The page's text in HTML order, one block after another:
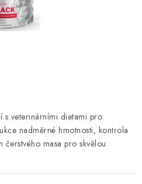
s veterinárními dietami pro
nadměrné hmotnosti, kontrola
čerstvého masa pro skvělou